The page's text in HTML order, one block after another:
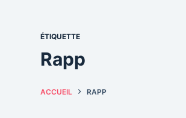
ÉTIQUETTE
Rapp
ACCUEIL RAPP